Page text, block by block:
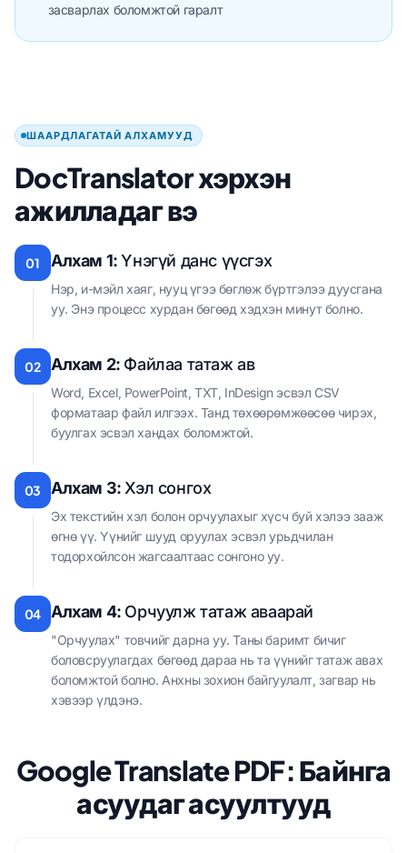
засварлах боломжтой гаралт
ШААРДЛАГАТАЙ АЛХАМУУД
DocTranslator хэрхэн
ажилладаг вэ
01 Алхам 1:Үнэгүй данс үүсгэх
Нэр, и-мэйл хаяг, нууц үгээ бөглөж бүртгэлээ дуусгана
уу. Энэ процесс хурдан бөгөөд хэдхэн минут болно.
02 Алхам 2: Файлаа татаж ав
Word, Excel, PowerPoint, TXT, InDesign эсвэл CSV
форматаар файл илгээх. Танд төхөөрөмжөөсөө чирэх,
буулгах эсвэл хандах боломжтой.
03 Алхам 3: Хэл сонгох
Эх текстийн хэл болон орчуулахыг хүсч буй хэлээ зааж
өгнө үү. Үүнийг шууд оруулах эсвэл урьдчилан
тодорхойлсон жагсаалтаас сонгоно уу.
04 Алхам 4: Орчуулж татаж аваарай
"Орчуулах" товчийг дарна уу. Таны баримт бичиг
боловсруулагдах бөгөөд дараа нь та үүнийг татаж авах
боломжтой болно. Анхны зохион байгуулалт, загвар нь
хэвээр үлдэнэ.
Google Translate PDF: Байнга
асуудаг асуултууд